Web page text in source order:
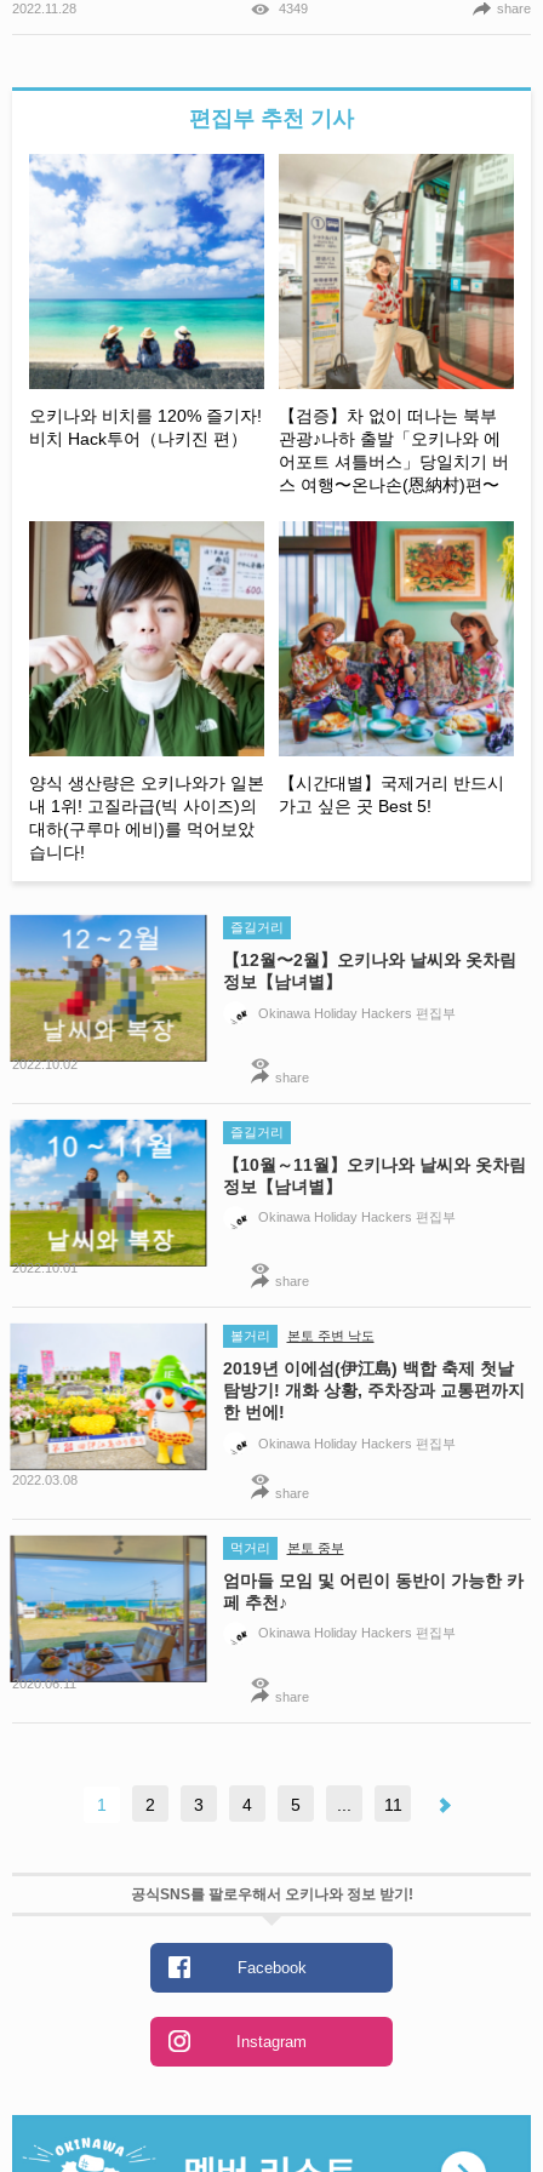
2022.11.28 4349 share
편집부 추천 기사
오키나와 비치를 120% 즐기자!
비치 Hack투어（나키진 편）
【검증】차 없이 떠나는 북부
관광♪나하 출발「오키나와 에
어포트 셔틀버스」당일치기 버
스 여행〜온나손(恩納村)편〜
양식 생산량은 오키나와가 일본
내 1위! 고질라급(빅 사이즈)의
대하(구루마 에비)를 먹어보았
습니다!
【시간대별】국제거리 반드시
가고 싶은 곳 Best 5!
즐길거리
【12월〜2월】오키나와 날씨와 옷차림
정보【남녀별】
Okinawa Holiday Hackers 편집부
2022.10.02
share
즐길거리
【10월～11월】오키나와 날씨와 옷차림
정보【남녀별】
Okinawa Holiday Hackers 편집부
2022.10.01
share
볼거리 본토 주변 낙도
2019년 이에섬(伊江島) 백합 축제 첫날
탐방기! 개화 상황, 주차장과 교통편까지
한 번에!
Okinawa Holiday Hackers 편집부
2022.03.08
share
먹거리 본토 중부
엄마들 모임 및 어린이 동반이 가능한 카
페 추천♪
Okinawa Holiday Hackers 편집부
2020.06.11
share
1 2 3 4 5 ... 11
공식SNS를 팔로우해서 오키나와 정보 받기!
Facebook
Instagram